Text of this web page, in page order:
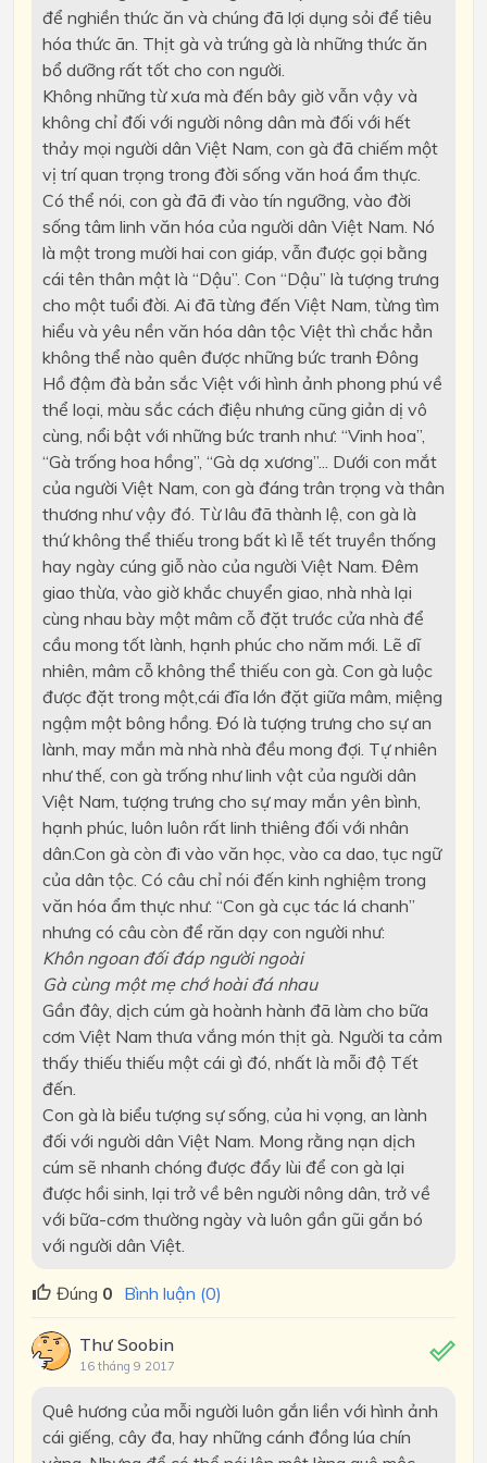
để nghiền thức ăn và chúng đã lợi dụng sỏi để tiêu
hóa thức ãn. Thịt gà và trứng gà là những thức ăn
bổ dưỡng rất tốt cho con người.
Không những từ xưa mà đến bây giờ vẫn vậy và
không chỉ đối với người nông dân mà đối với hết
thảy mọi người dân Việt Nam, con gà đã chiếm một
vị trí quan trọng trong đời sống văn hoá ẩm thực.
Có thể nói, con gà đã đi vào tín ngưỡng, vào đời
sống tâm linh văn hóa của người dân Việt Nam. Nó
là một trong mười hai con giáp, vẫn được gọi bằng
cái tên thân mật là “Dậu”. Con “Dậu” là tượng trưng
cho một tuổi đời. Ai đã từng đến Việt Nam, từng tìm
hiểu và yêu nền văn hóa dân tộc Việt thì chắc hẳn
không thể nào quên được những bức tranh Đông
Hồ đậm đà bản sắc Việt với hình ảnh phong phú về
thể loại, màu sắc cách điệu nhưng cũng giản dị vô
cùng, nổi bật với những bức tranh như: “Vinh hoa”,
“Gà trống hoa hồng”, “Gà dạ xương”... Dưới con mắt
của người Việt Nam, con gà đáng trân trọng và thân
thương như vậy đó. Từ lâu đã thành lệ, con gà là
thứ không thể thiếu trong bất kì lễ tết truyền thống
hay ngày cúng giỗ nào của người Việt Nam. Đêm
giao thừa, vào giờ khắc chuyển giao, nhà nhà lại
cùng nhau bày một mâm cỗ đặt trước cửa nhà để
cầu mong tốt lành, hạnh phúc cho năm mới. Lẽ dĩ
nhiên, mâm cỗ không thể thiếu con gà. Con gà luộc
được đặt trong một,cái đĩa lớn đặt giữa mâm, miệng
ngậm một bông hồng. Đó là tượng trưng cho sự an
lành, may mắn mà nhà nhà đều mong đợi. Tự nhiên
như thế, con gà trống như linh vật của người dân
Việt Nam, tượng trưng cho sự may mắn yên bình,
hạnh phúc, luôn luôn rất linh thiêng đối với nhân
dân.Con gà còn đi vào văn học, vào ca dao, tục ngữ
của dân tộc. Có câu chỉ nói đến kinh nghiệm trong
văn hóa ẩm thực như: “Con gà cục tác lá chanh”
nhưng có câu còn để răn dạy con người như:
Khôn ngoan đối đáp người ngoài
Gà cùng một mẹ chớ hoài đá nhau
Gần đây, dịch cúm gà hoành hành đã làm cho bữa
cơm Việt Nam thưa vắng món thịt gà. Người ta cảm
thấy thiếu thiếu một cái gì đó, nhất là mỗi độ Tết
đến.
Con gà là biểu tượng sự sống, của hi vọng, an lành
đối với người dân Việt Nam. Mong rằng nạn dịch
cúm sẽ nhanh chóng được đẩy lùi để con gà lại
được hồi sinh, lại trở về bên người nông dân, trở về
với bữa-cơm thường ngày và luôn gần gũi gắn bó
với người dân Việt.
Đúng 0 Bình luận (0)
Thư Soobin
16 tháng 9 2017
Quê hương của mỗi người luôn gắn liền với hình ảnh
cái giếng, cây đa, hay những cánh đồng lúa chín